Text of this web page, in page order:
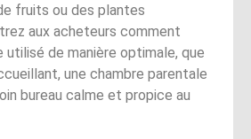
fruits ou des plantes
aux acheteurs comment
utilisé de manière optimale, que
une chambre parentale
bureau calme et propice au